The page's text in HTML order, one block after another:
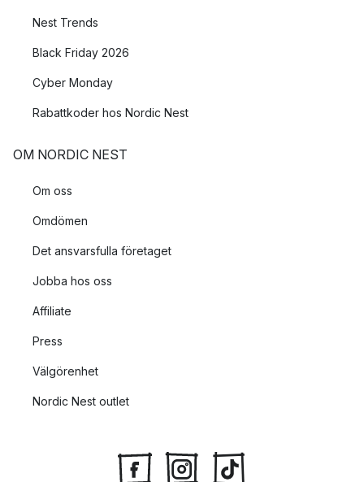
Nest Trends
Black Friday 2026
Cyber Monday
Rabattkoder hos Nordic Nest
OM NORDIC NEST
Om oss
Omdömen
Det ansvarsfulla företaget
Jobba hos oss
Affiliate
Press
Välgörenhet
Nordic Nest outlet